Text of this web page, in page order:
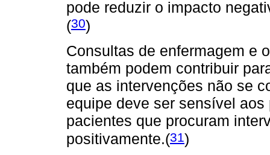
pode reduzir o impacto
(30)
Consultas de enfermagem e
também podem contribuir
que as intervenções não se
equipe deve ser sensível
pacientes que procuram
positivamente.(31)